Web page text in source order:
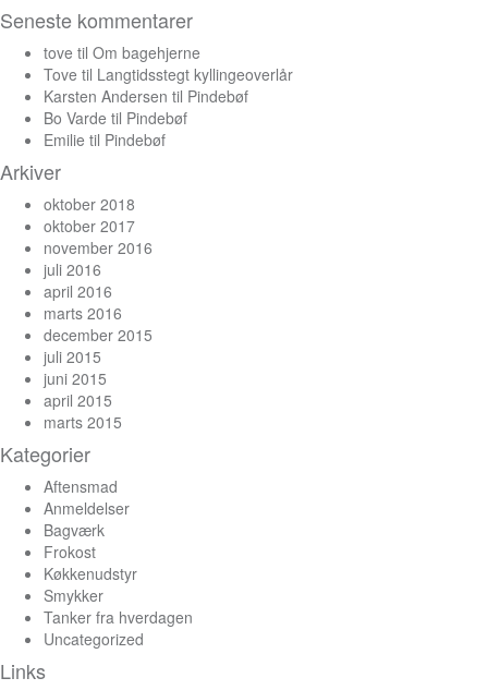
Seneste kommentarer
tove til Om bagehjerne
Tove til Langtidsstegt kyllingeoverlår
Karsten Andersen til Pindebøf
Bo Varde til Pindebøf
Emilie til Pindebøf
Arkiver
oktober 2018
oktober 2017
november 2016
juli 2016
april 2016
marts 2016
december 2015
juli 2015
juni 2015
april 2015
marts 2015
Kategorier
Aftensmad
Anmeldelser
Bagværk
Frokost
Køkkenudstyr
Smykker
Tanker fra hverdagen
Uncategorized
Links